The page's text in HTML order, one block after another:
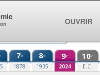
7e
1878
8e
1935
9e
2024
10e
E.C.
OUVRIR